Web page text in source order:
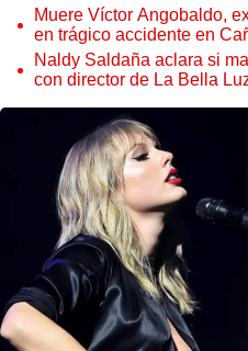
Muere Víctor Angobaldo,
en trágico accidente en
Naldy Saldaña aclara si
con director de La Bella